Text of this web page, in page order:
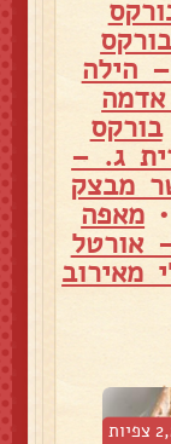
הילה
בורקס
ג. –
מבצק
• מאפה
– אורטל
מאירוב